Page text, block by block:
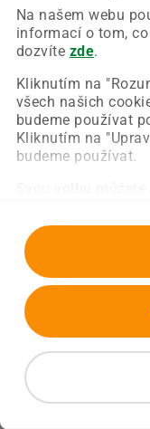
Na našem webu
informací o tom,
dozvíte zde.
Kliknutím na
všech našich
budeme používat
Kliknutím na
budeme používat.
Chyba nastala
Zkuste prosím
Obnovit